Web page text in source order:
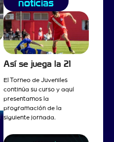
noticias
Así se juega la 21
El Torneo de Juveniles
continúa su curso y aquí
presentamos la
programación de la
siguiente jornada.